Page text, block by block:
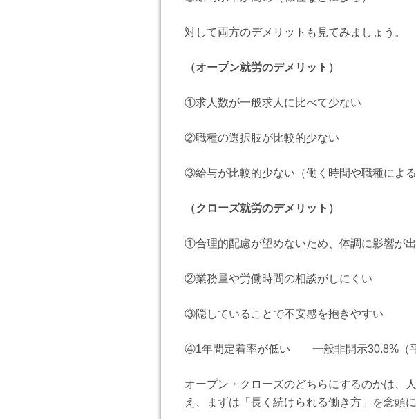
対して両方のデメリットも見てみましょう。
（オープン就労のデメリット）
①求人数が一般求人に比べて少ない
②職種の選択肢が比較的少ない
③給与が比較的少ない（働く時間や職種による
（クローズ就労のデメリット）
①合理的配慮が望めないため、体調に影響が
②業務量や労働時間の相談がしにくい
③隠していることで不安感を抱きやすい
④1年間定着率が低い 一般非開示30.8%（平
オープン・クローズのどちらにするのかは、
え、まずは「長く続けられる働き方」を念頭